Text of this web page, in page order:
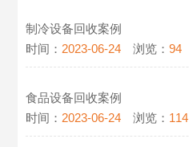
制冷设备回收案例
时间： 2023-06-24 浏览：94
食品设备回收案例
时间： 2023-06-24 浏览： 114